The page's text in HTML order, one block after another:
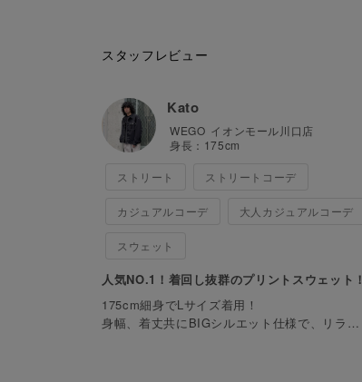
スタッフレビュー
Kato
WEGO イオンモール川口店
身長： 175cm
ストリート ストリートコーデ
カジュアルコーデ 大人カジュアルコーデ
スウェット
人気NO.1！着回し抜群のプリントスウェット！
175cm細身でLサイズ着用！
身幅、着丈共にBIGシルエット仕様で、リラッ